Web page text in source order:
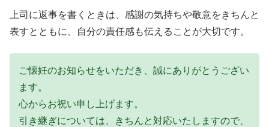
上司に返事を書くときは、感謝の気持ちや敬意をきちんと
表すとともに、自分の責任感も伝えることが大切です。
ご懐妊のお知らせをいただき、誠にありがとうござい
ます。
心からお祝い申し上げます。
引き継ぎについては、きちんと対応いたしますので、